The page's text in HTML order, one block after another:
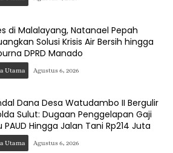
di Malalayang, Natanael Pepah
Solusi Krisis Air Bersih hingga
DPRD Manado
Utama Agustus 6, 2026
Dana Desa Watudambo II Bergulir
Sulut: Dugaan Penggelapan Gaji
PAUD Hingga Jalan Tani Rp214 Juta
Utama Agustus 6, 2026